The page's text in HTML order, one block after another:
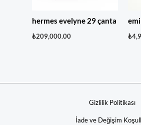
hermes evelyne 29 çanta
₺209,000.00 ₺
Gizlilik Politikası
İade ve Değişim